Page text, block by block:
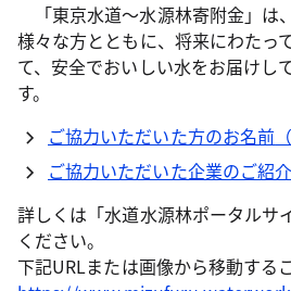
「東京水道～水源林寄附金」は
様々な方とともに、将来にわたっ
て、安全でおいしい水をお届けし
す。
ご協力いただいた方のお名前 （
ご協力いただいた企業のご紹介
詳しくは「水道水源林ポータルサ
ください。
下記URLまたは画像から移動する